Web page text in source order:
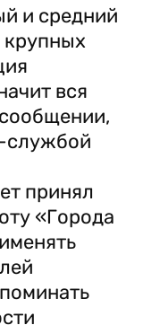
и средний
крупных
вся
службой
принял
«Города